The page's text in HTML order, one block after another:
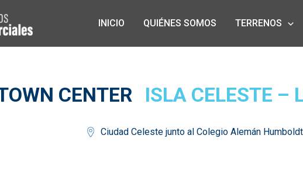
INICIO QUIÉNES SOMOS TERRENOS
CENTER ISLA CELESTE –
Ciudad Celeste junto al Colegio Alemán Humboldt